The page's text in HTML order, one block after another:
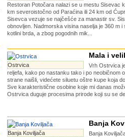
Restoran Potočara nalazi se u mestu Sisevac
km severoistočno od Paraćina ili 24 km od
Sisevca vezuje se najčešće za manastir sv.
obnovljen. Nadmorska visina naselja je 360 m i
kotlini brda, a zbog pogodnih mik...
Ostrvica
Mala i
Vrh Ostrvica
reljefa, kako po nastanku tako i po neobičnom
strane naišli, videćete siluetu oštre kupe koja
Sve karakteristične osobine koje mi danas
Ostrvica duguje procesima prirode koji su se
Banja Koviljača
Banja
Banja